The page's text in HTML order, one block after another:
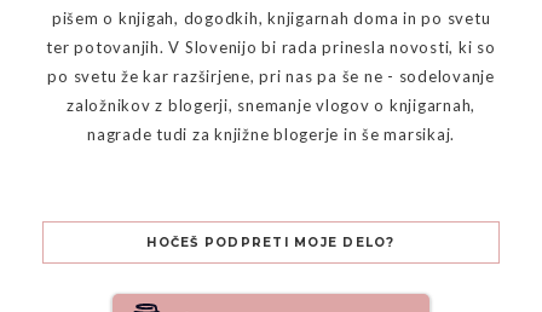
pišem o knjigah, dogodkih, knjigarnah doma in po svetu
ter potovanjih. V Slovenijo bi rada prinesla novosti, ki so
po svetu že kar razširjene, pri nas pa še ne - sodelovanje
založnikov z blogerji, snemanje vlogov o knjigarnah,
nagrade tudi za knjižne blogerje in še marsikaj.
HOČEŠ PODPRETI MOJE DELO?